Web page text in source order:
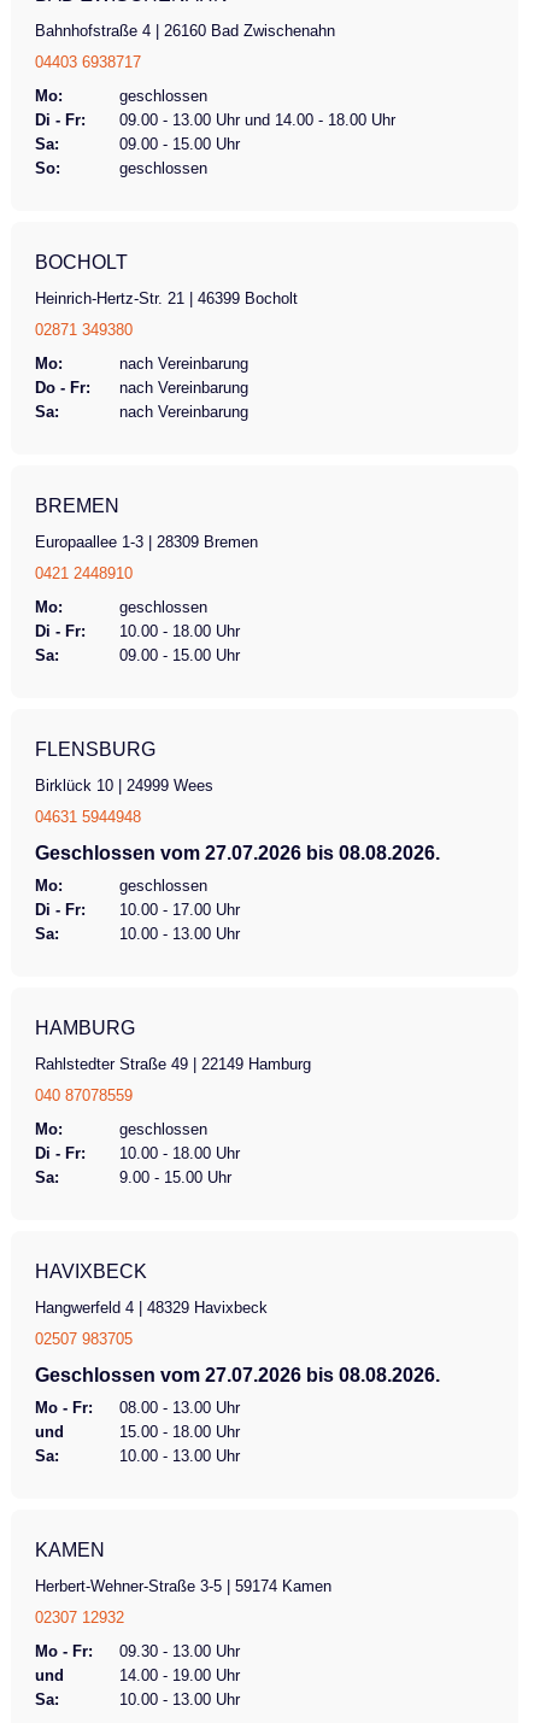
Bahnhofstraße 4 | 26160 Bad Zwischenahn
04403 6938717
Mo:
geschlossen
Di - Fr:
09.00 - 13.00 Uhr und 14.00 - 18.00 Uhr
Sa:
09.00 - 15.00 Uhr
So:
geschlossen
BOCHOLT
Heinrich-Hertz-Str. 21 | 46399 Bocholt
02871 349380
Mo:
nach Vereinbarung
Do - Fr:
nach Vereinbarung
Sa:
nach Vereinbarung
BREMEN
Europaallee 1-3 | 28309 Bremen
0421 2448910
Mo:
geschlossen
Di - Fr:
10.00 - 18.00 Uhr
Sa:
09.00 - 15.00 Uhr
FLENSBURG
Birklück 10 | 24999 Wees
04631 5944948
Geschlossen vom 27.07.2026 bis 08.08.2026.
Mo:
geschlossen
Di - Fr:
10.00 - 17.00 Uhr
Sa:
10.00 - 13.00 Uhr
HAMBURG
Rahlstedter Straße 49 | 22149 Hamburg
040 87078559
Mo:
geschlossen
Di - Fr:
10.00 - 18.00 Uhr
Sa:
9.00 - 15.00 Uhr
HAVIXBECK
Hangwerfeld 4 | 48329 Havixbeck
02507 983705
Geschlossen vom 27.07.2026 bis 08.08.2026.
Mo - Fr:
08.00 - 13.00 Uhr
und
15.00 - 18.00 Uhr
Sa:
10.00 - 13.00 Uhr
KAMEN
Herbert-Wehner-Straße 3-5 | 59174 Kamen
02307 12932
Mo - Fr:
09.30 - 13.00 Uhr
und
14.00 - 19.00 Uhr
Sa:
10.00 - 13.00 Uhr